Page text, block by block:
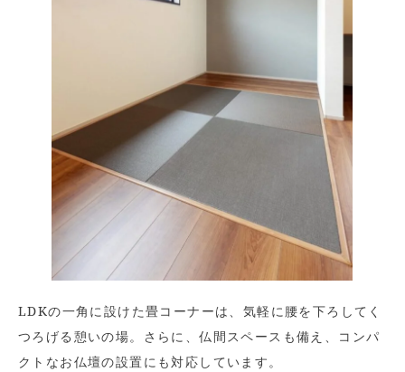
LDKの一角に設けた畳コーナーは、気軽に腰を下ろしてく
つろげる憩いの場。さらに、仏間スペースも備え、コンパ
クトなお仏壇の設置にも対応しています。